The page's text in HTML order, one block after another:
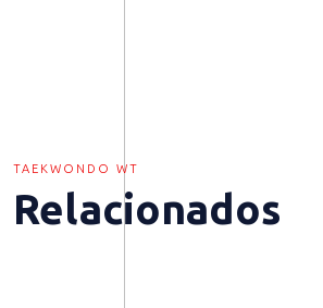
TAEKWONDO WT
Relacionados